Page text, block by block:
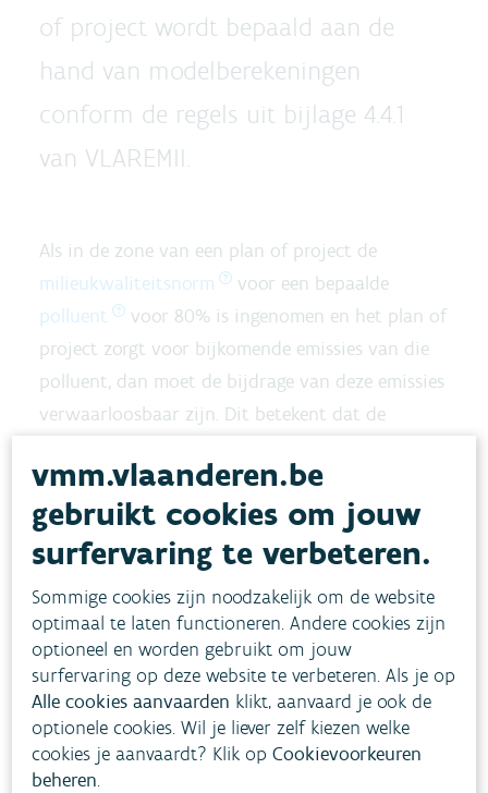
of project wordt bepaald aan de
hand van modelberekeningen
conform de regels uit bijlage 4.4.1
van VLAREMII.
Als in de zone van een plan of project de
milieukwaliteitsnorm
voor een bepaalde
polluent
voor 80% is ingenomen en het plan of
project zorgt voor bijkomende emissies van die
polluent, dan moet de bijdrage van deze emissies
verwaarloosbaar zijn. Dit betekent dat de
zijn dan 1% van de milieukwaliteitsnorm. Is de
bijdrage toch groter dan 1% van de
milieukwaliteitsnorm dan moeten er in het plan
of project bijkomende maatregelen worden
genomen om de emissies te reduceren. Deze
maatregelen zullen dan in de bijzondere
voorwaarden van de vergunning worden
opgenomen samen met een verscherpte
emissiegrenswaarde voor de polluent in kwestie.
vmm.vlaanderen.be
gebruikt cookies om jouw
surfervaring te verbeteren.
Sommige cookies zijn noodzakelijk om de website
optimaal te laten functioneren. Andere cookies zijn
optioneel en worden gebruikt om jouw
surfervaring op deze website te verbeteren. Als je op
Alle cookies aanvaarden klikt, aanvaard je ook de
optionele cookies. Wil je liever zelf kiezen welke
cookies je aanvaardt? Klik opCookievoorkeuren
beheren.